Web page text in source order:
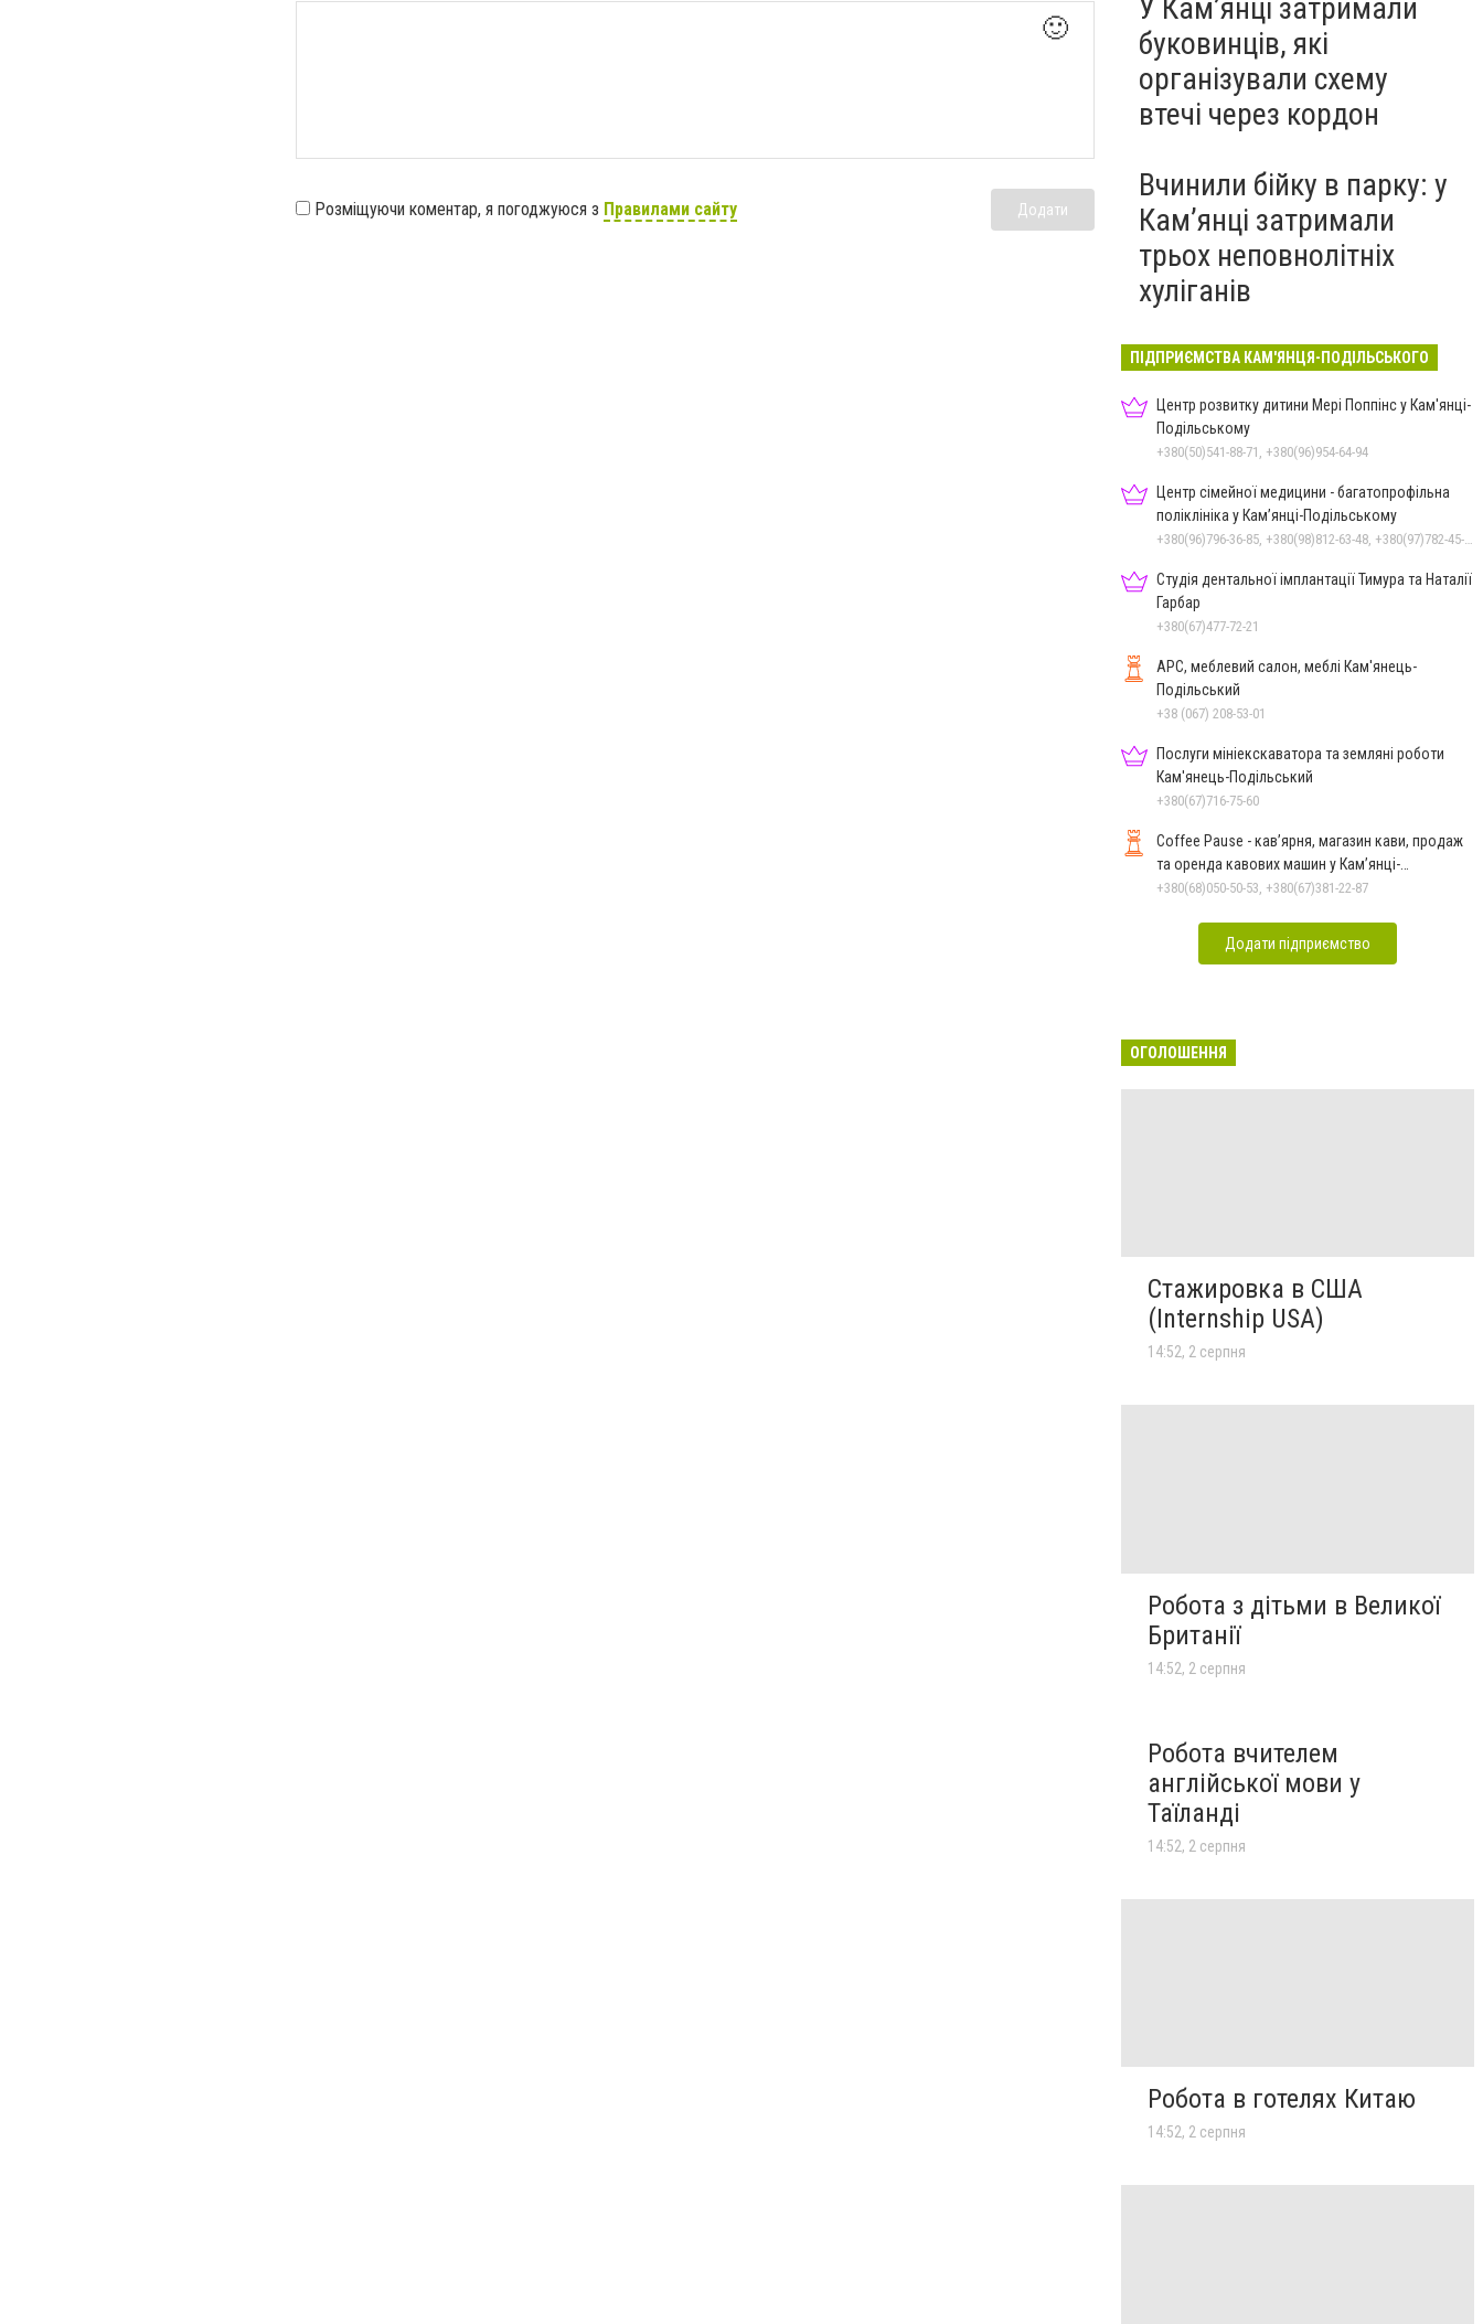
🙂
Розміщуючи коментар, я погоджуюся з Правилами сайту Додати
У Кам’янці затримали
буковинців, які
організували схему
втечі через кордон
Вчинили бійку в парку: у
Кам’янці затримали
трьох неповнолітніх
хуліганів
ПІДПРИЄМСТВА КАМ'ЯНЦЯ-ПОДІЛЬСЬКОГО
Центр розвитку дитини Мері Поппінс у Кам'янці-
Подільському
+380(50)541-88-71, +380(96)954-64-94
Центр сімейної медицини - багатопрофільна
поліклініка у Кам’янці-Подільському
+380(96)796-36-85, +380(98)812-63-48, +380(97)782-45-70
Студія дентальної імплантації Тимура та Наталії
Гарбар
+380(67)477-72-21
АРС, меблевий салон, меблі Кам'янець-
Подільський
+38 (067) 208-53-01
Послуги мініекскаватора та земляні роботи
Кам'янець-Подільський
+380(67)716-75-60
Coffee Pause - кав’ярня, магазин кави, продаж
та оренда кавових машин у Кам’янці-
Подільському
+380(68)050-50-53, +380(67)381-22-87
Додати підприємство
ОГОЛОШЕННЯ
Стажировка в США
(Internship USA)
14:52, 2 серпня
Робота з дітьми в Великої
Британії
14:52, 2 серпня
Робота вчителем
англійської мови у
Таїланді
14:52, 2 серпня
Робота в готелях Китаю
14:52, 2 серпня